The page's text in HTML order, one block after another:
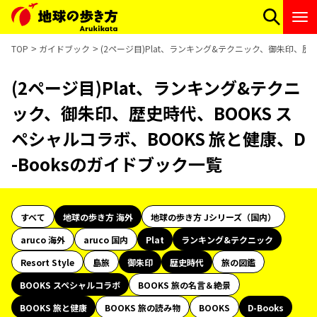
TOP ガイドブック (2ページ目)Plat、ランキング&テクニック、御朱印、歴
(2ページ目)Plat、ランキング&テクニ
ック、御朱印、歴史時代、BOOKS ス
ペシャルコラボ、BOOKS 旅と健康、D
-Booksのガイドブック一覧
すべて 地球の歩き方 海外
地球の歩き方 Jシリーズ（国内）
aruco 海外
aruco 国内 Plat
ランキング&テクニック
Resort Style
島旅 御朱印 歴史時代
旅の図鑑
BOOKS スペシャルコラボ
BOOKS 旅の名言＆絶景
BOOKS 旅と健康
BOOKS 旅の読み物 BOOKS D-Books